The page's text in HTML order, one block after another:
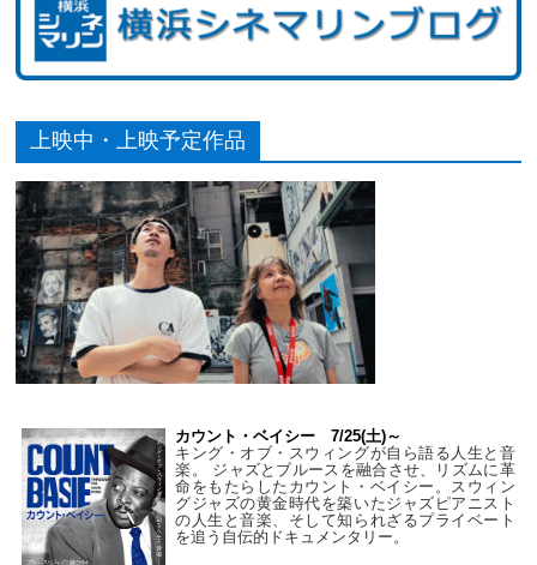
上映中・上映予定作品
カウント・ベイシー 7/25(土)～
キング・オブ・スウィングが自ら語る人生と音
楽。 ジャズとブルースを融合させ、リズムに革
命をもたらしたカウント・ベイシー。スウィン
グジャズの黄金時代を築いたジャズピアニスト
の人生と音楽、そして知られざるプライベート
を追う自伝的ドキュメンタリー。